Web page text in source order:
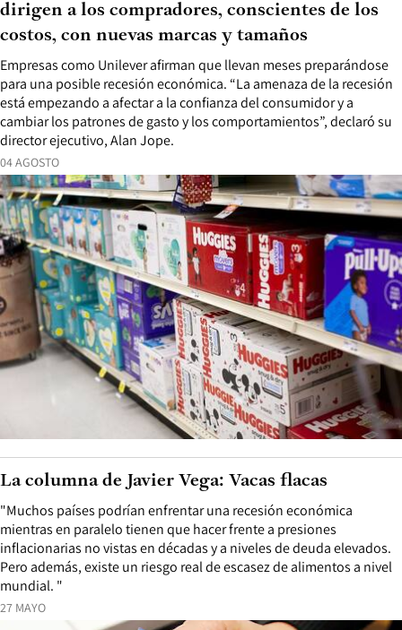
04 AGOSTO
Empresas como Unilever afirman que llevan meses preparándose
para una posible recesión económica. “La amenaza de la recesión
está empezando a afectar a la confianza del consumidor y a
cambiar los patrones de gasto y los comportamientos”, declaró su
director ejecutivo, Alan Jope.
dirigen a los compradores, conscientes de los
costos, con nuevas marcas y tamaños
27 MAYO
"Muchos países podrían enfrentar una recesión económica
mientras en paralelo tienen que hacer frente a presiones
inflacionarias no vistas en décadas y a niveles de deuda elevados.
Pero además, existe un riesgo real de escasez de alimentos a nivel
mundial. "
La columna de Javier Vega: Vacas flacas